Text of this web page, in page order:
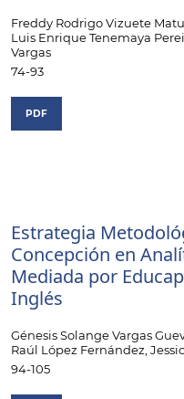
Freddy Rodrigo Vizuete
Luis Enrique Tenemaya
Vargas
74-93
PDF
Estrategia
Concepción en
Mediada por
Inglés
Génesis Solange Vargas
Raúl López Fernández,
94-105